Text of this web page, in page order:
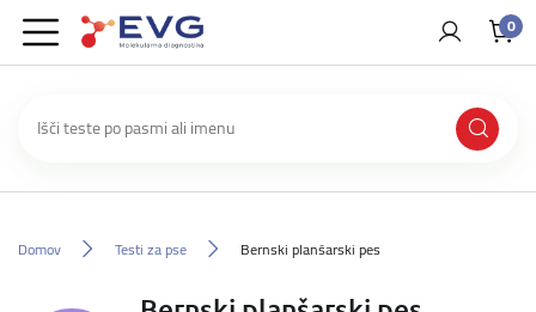
0
Domov Testi za pse Bernski planšarski pes